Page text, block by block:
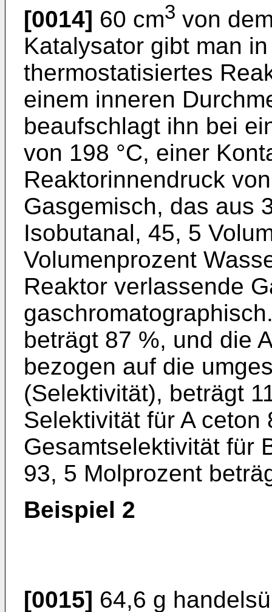
[0014] 60 cm3 von
Katalysator gibt man
thermostatisiertes
einem inneren
beaufschlagt ihn bei
von 198 °C, einer
Reaktorinnendruck
Gasgemisch, das aus
Isobutanal, 45, 5
Volumenprozent
Reaktor verlassende
beträgt 87 %, und die
bezogen auf die
(Selektivität), beträgt
Selektivität für A
Gesamtselektivität für
93, 5 Molprozent
Beispiel 2
[0015] 64,6 g